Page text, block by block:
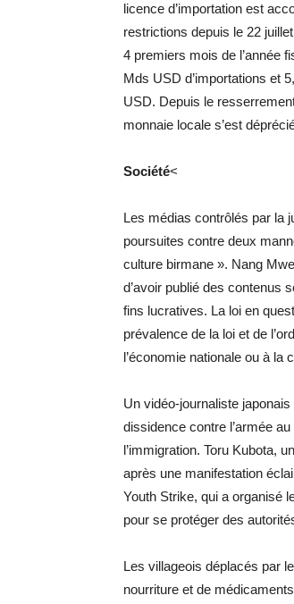
licence d’importation est
restrictions depuis le 22
4 premiers mois de l’année
Mds USD d’importations et
USD. Depuis le
monnaie locale s’est
Société<
Les médias contrôlés par la
poursuites contre deux
culture birmane ». Nang
d’avoir publié des contenus
fins lucratives. La loi en
prévalence de la loi et de
l’économie nationale ou à la
Un vidéo-journaliste
dissidence contre l’armée
l’immigration. Toru Kubota,
après une manifestation
Youth Strike, qui a organisé
pour se protéger des
Les villageois déplacés par
nourriture et de